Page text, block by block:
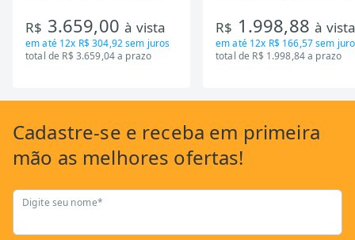
RT650EVK463)
R$ 3.659,00à vista
em até 12x R$ 304,92sem juros
total de R$ 3.659,04 a prazo
Mecanica GSB13HBTA-PT
R$ 1.998,88à
em até 12x R$ 166,57sem
total de R$ 1.998,84 a prazo
Cadastre-se e receba em primeira
mão as melhores ofertas!
Digite seu nome*